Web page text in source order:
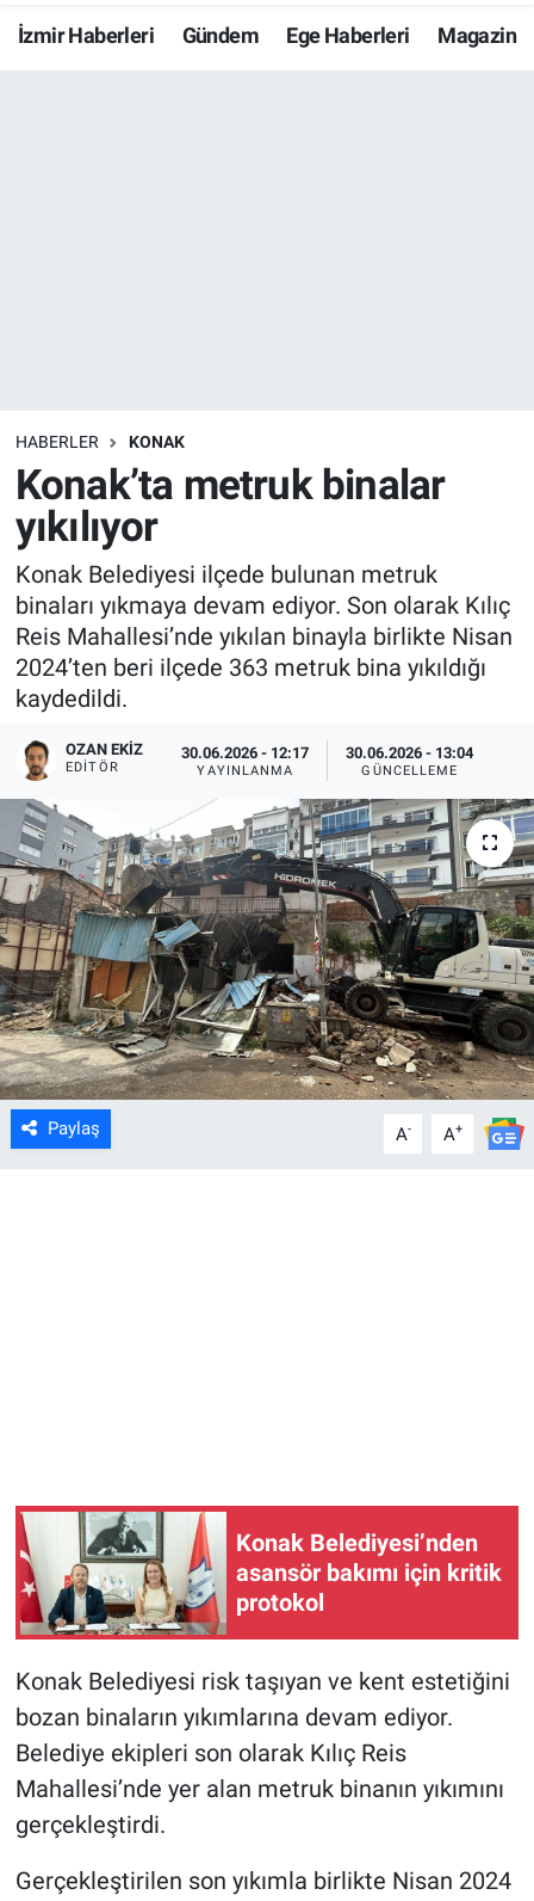
İzmir Haberleri Gündem Ege Haberleri Magazin
HABERLER KONAK
Konak’ta metruk binalar
yıkılıyor
Konak Belediyesi ilçede bulunan metruk
binaları yıkmaya devam ediyor. Son olarak Kılıç
Reis Mahallesi’nde yıkılan binayla birlikte Nisan
2024’ten beri ilçede 363 metruk bina yıkıldığı
kaydedildi.
OZAN EKIZ
EDITÖR
30.06.2026 - 12:17
YAYINLANMA
30.06.2026 - 13:04
GÜNCELLEME
Paylaş A- A+
Konak Belediyesi’nden
asansör bakımı için kritik
protokol
Konak Belediyesi risk taşıyan ve kent estetiğini
bozan binaların yıkımlarına devam ediyor.
Belediye ekipleri son olarak Kılıç Reis
Mahallesi’nde yer alan metruk binanın yıkımını
gerçekleştirdi.
Gerçekleştirilen son yıkımla birlikte Nisan 2024
Resmi İlanlar